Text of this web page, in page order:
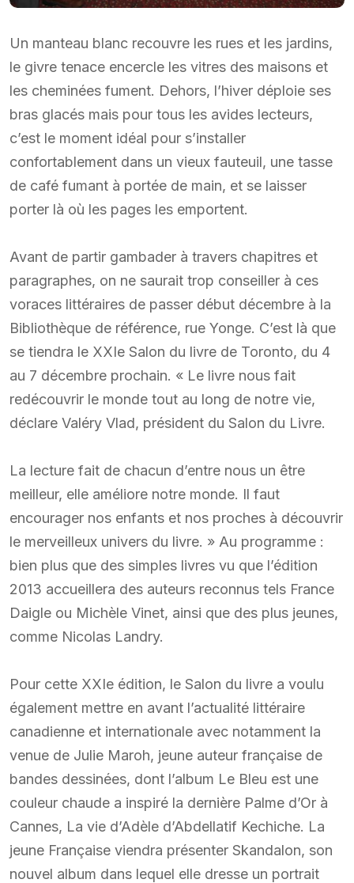
Un manteau blanc recouvre les rues et les jardins,
le givre tenace encercle les vitres des maisons et
les cheminées fument. Dehors, l’hiver déploie ses
bras glacés mais pour tous les avides lecteurs,
c’est le moment idéal pour s’installer
confortablement dans un vieux fauteuil, une tasse
de café fumant à portée de main, et se laisser
porter là où les pages les emportent.
Avant de partir gambader à travers chapitres et
paragraphes, on ne saurait trop conseiller à ces
voraces littéraires de passer début décembre à la
Bibliothèque de référence, rue Yonge. C’est là que
se tiendra le XXIe Salon du livre de Toronto, du 4
au 7 décembre prochain. « Le livre nous fait
redécouvrir le monde tout au long de notre vie,
déclare Valéry Vlad, président du Salon du Livre.
La lecture fait de chacun d’entre nous un être
meilleur, elle améliore notre monde. Il faut
encourager nos enfants et nos proches à découvrir
le merveilleux univers du livre. » Au programme :
bien plus que des simples livres vu que l’édition
2013 accueillera des auteurs reconnus tels France
Daigle ou Michèle Vinet, ainsi que des plus jeunes,
comme Nicolas Landry.
Pour cette XXIe édition, le Salon du livre a voulu
également mettre en avant l’actualité littéraire
canadienne et internationale avec notamment la
venue de Julie Maroh, jeune auteur française de
bandes dessinées, dont l’album Le Bleu est une
couleur chaude a inspiré la dernière Palme d’Or à
Cannes, La vie d’Adèle d’Abdellatif Kechiche. La
jeune Française viendra présenter Skandalon, son
nouvel album dans lequel elle dresse un portrait